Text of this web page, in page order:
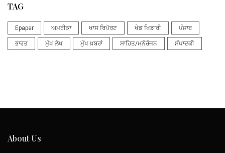
TAG
Epaper ਅਮਰੀਕਾ ਖਾਸ ਰਿਪੋਰਟ ਖੇਡ ਖਿਡਾਰੀ ਪੰਜਾਬ
ਭਾਰਤ ਮੁੱਖ ਲੇਖ ਮੁੱਖ ਖ਼ਬਰਾਂ ਸਾਹਿਤ/ਮਨੋਰੰਜਨ ਸੰਪਾਦਕੀ
About Us